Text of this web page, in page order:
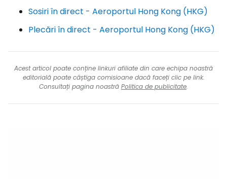
Sosiri în direct - Aeroportul Hong Kong (HKG)
Plecări în direct - Aeroportul Hong Kong (HKG)
Acest articol poate conține linkuri afiliate din care echipa noastră
editorială poate câștiga comisioane dacă faceți clic pe link.
Consultați pagina noastră Politica de publicitate.